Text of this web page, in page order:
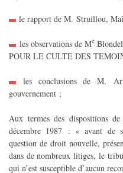
le rapport de M. Struillou,
les observations de Me
POUR LE CULTE DES
les conclusions de M.
gouvernement ;
Aux termes des dispositions
décembre 1987 : « avant de
question de droit nouvelle,
dans de nombreux litiges, le
qui n’est susceptible d’aucun